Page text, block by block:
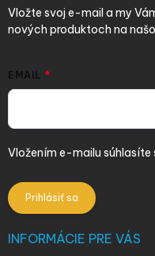
Vložte svoj e-mail a my
nových produktoch na
EMAIL
Vložením e-mailu súhlasíte
Prihlásiť sa
INFORMÁCIE PRE VÁS